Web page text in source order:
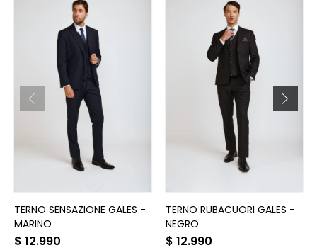
TERNO SENSAZIONE GALES -
MARINO
$ 12.990
TERNO RUBACUORI GALES -
NEGRO
$ 12.990